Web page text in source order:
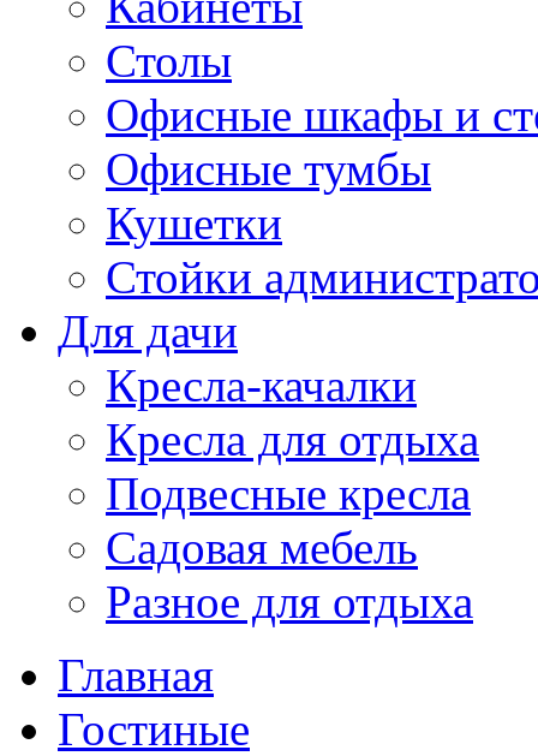
Столы
Офисные шкафы и
Офисные тумбы
Кушетки
Стойки
Для дачи
Кресла-качалки
Кресла для отдыха
Подвесные кресла
Садовая мебель
Разное для отдыха
Главная
Гостиные